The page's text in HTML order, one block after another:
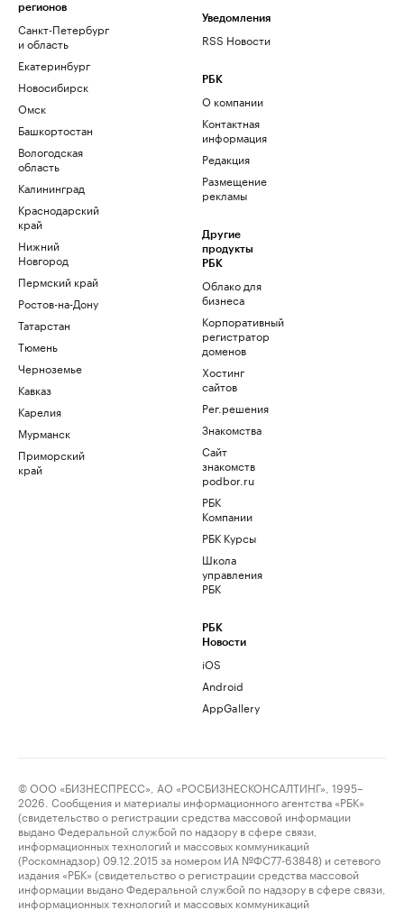
регионов
Санкт-Петербург
и область
Екатеринбург
Новосибирск
Омск
Башкортостан
Вологодская
область
Калининград
Краснодарский
край
Нижний
Новгород
Пермский край
Ростов-на-Дону
Татарстан
Тюмень
Черноземье
Кавказ
Карелия
Мурманск
Приморский
край
Уведомления
RSS Новости
РБК
О компании
Контактная
информация
Редакция
Размещение
рекламы
Другие
продукты
РБК
Облако для
бизнеса
Корпоративный
регистратор
доменов
Хостинг
сайтов
Рег.решения
Знакомства
Сайт
знакомств
podbor.ru
РБК
Компании
РБК Курсы
Школа
управления
РБК
РБК
Новости
iOS
Android
AppGallery
© ООО «БИЗНЕСПРЕСС», АО «РОСБИЗНЕСКОНСАЛТИНГ», 1995–
2026. Сообщения и материалы информационного агентства «РБК»
(свидетельство о регистрации средства массовой информации
выдано Федеральной службой по надзору в сфере связи,
информационных технологий и массовых коммуникаций
(Роскомнадзор) 09.12.2015 за номером ИА №ФС77-63848) и сетевого
издания «РБК» (свидетельство о регистрации средства массовой
информации выдано Федеральной службой по надзору в сфере связи,
информационных технологий и массовых коммуникаций